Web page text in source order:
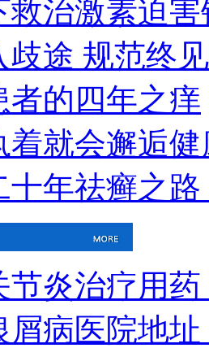
救治激素迫
歧途 规范终
者的四年之痒
着就会邂逅健
十年祛癣之
节炎治疗用
屑病医院地